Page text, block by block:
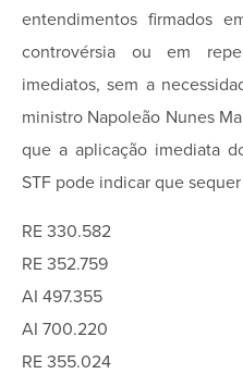
entendimentos firmados
controvérsia ou em
imediatos, sem a
ministro Napoleão Nunes
que a aplicação imediata
STF pode indicar que
RE 330.582
RE 352.759
AI 497.355
AI 700.220
RE 355.024